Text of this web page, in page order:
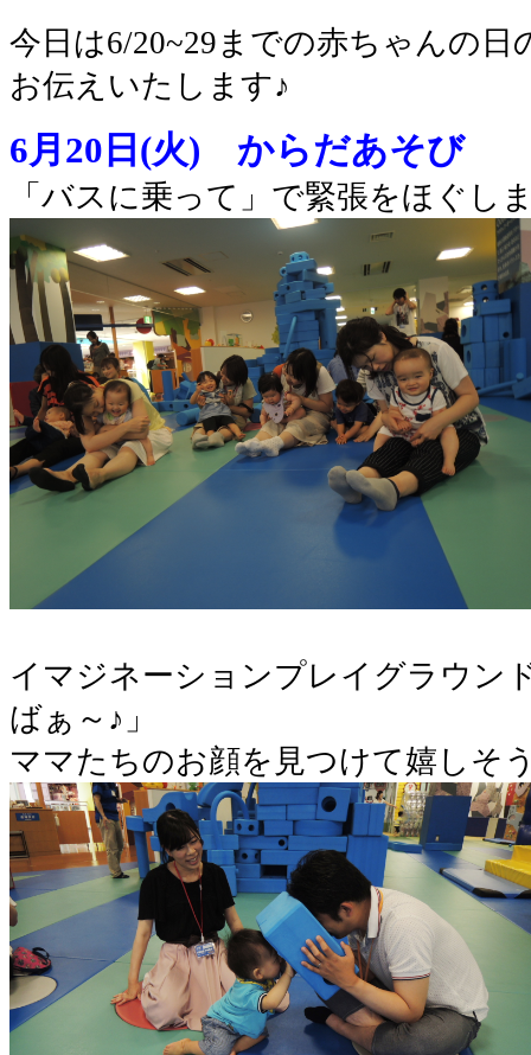
今日は6/20~29までの赤ちゃんの日
お伝えいたします♪
6月20日(火) からだあそび
「バスに乗って」で緊張をほぐし
イマジネーションプレイグラウン
ばぁ～♪」
ママたちのお顔を見つけて嬉しそ